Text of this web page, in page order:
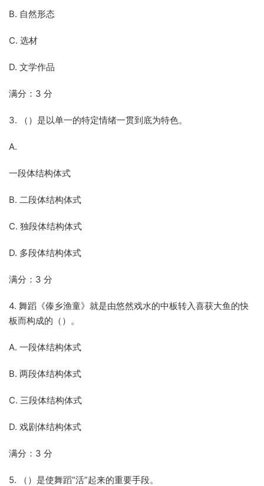
B. 自然形态
C. 选材
D. 文学作品
满分：3 分
3. （）是以单一的特定情绪一贯到底为特色。
A.
一段体结构体式
B. 二段体结构体式
C. 独段体结构体式
D. 多段体结构体式
满分：3 分
4. 舞蹈《傣乡渔童》就是由悠然戏水的中板转入喜获大鱼的快
板而构成的（）。
A. 一段体结构体式
B. 两段体结构体式
C. 三段体结构体式
D. 戏剧体结构体式
满分：3 分
5. （）是使舞蹈“活”起来的重要手段。